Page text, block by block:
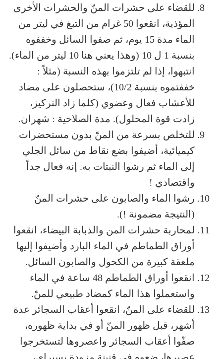
للقضاء على حشرات المنّ والحشرات الأخرى
المؤذية، انقعوا 50 غرام من التبغ في ليتر من
الماء مدة 15 يوم، ثم صفوا السائل وخففوه
بنسبة 1 ل 10 (وهذا يعني هنا 10 ليتر من الماء).
انتبهوا، إذا لم تلتزموا بهذه النسبة (مثلاً :
خففتموه بنسبة 10/2)، ستحصلون على مضاد
للأعشاب فعال وعضوي (كلما زاد التركيز،
زادت قوة المحلول). مدة الصلاحية : شهران.
للتخلص بسرعة من المنّ بدون مستحضرات
كيميائية، أضيفوا بضع نقاط من سائل الجلي
إلى الماء ثم رشوا النبتات به. إنه فعال جداً
واقتصادي !
رشوا الماء والصابون على حشرات المنّ
(النتيجة مضمونة !).
لمحاربة حشرات المن والذبابة البيضاء، انقعوا
أوراق الطماطم في الماء البارد وأضيفوا إليها
ملعقة كبيرة من الكحول والصابون السائل.
انقعوا أوراق الطماطم 48 ساعة في الماء
واستعملوا هذا الماء كمضاد طبيعي للمنّ.
للقضاء على المنّ، انقعوا أعقاب السجائر عدة
أشهر، قبل ظهور المنّ أو في بداية ظهوره،
صفّوا أعقاب السجائر واعصروها لتستخرجوا